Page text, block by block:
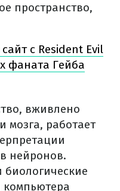
пространство,
с Resident Evil
фаната Гейба
вживлено
мозга, работает
нейронов.
биологические
компьютера